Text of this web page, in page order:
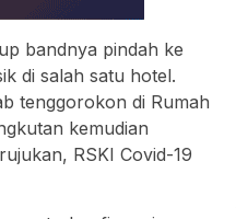
bandnya pindah ke
di salah satu hotel.
tenggorokon di Rumah
kemudian
RSKI Covid-19